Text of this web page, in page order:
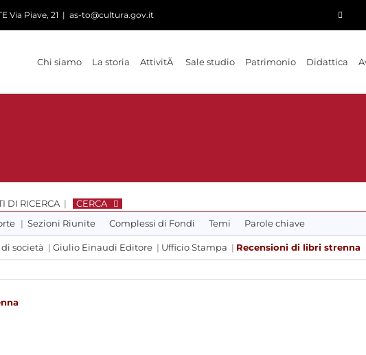
Via Piave, 21 | as-to@cultura.gov.it
Chi siamo La storia AttivitÃ Sale studio Patrimonio Didattica
DI RICERCA |
CERCA
| Sezioni Riunite Complessi di Fondi Temi Parole chiave
società | Giulio Einaudi Editore | Ufficio Stampa | Recensioni di libri strenna